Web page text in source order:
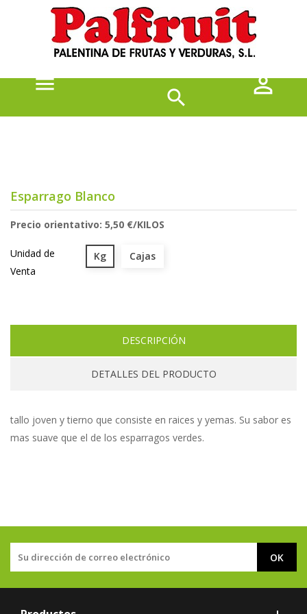
 

Esparrago Blanco
Precio orientativo: 5,50 €/KILOS
Unidad de
Venta
Kg Cajas
DESCRIPCIÓN
DETALLES DEL PRODUCTO
tallo joven y tierno que consiste en raices y yemas. Su sabor es
mas suave que el de los esparragos verdes.